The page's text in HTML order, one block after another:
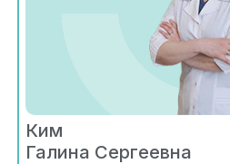
Ким
Галина Сергеевна